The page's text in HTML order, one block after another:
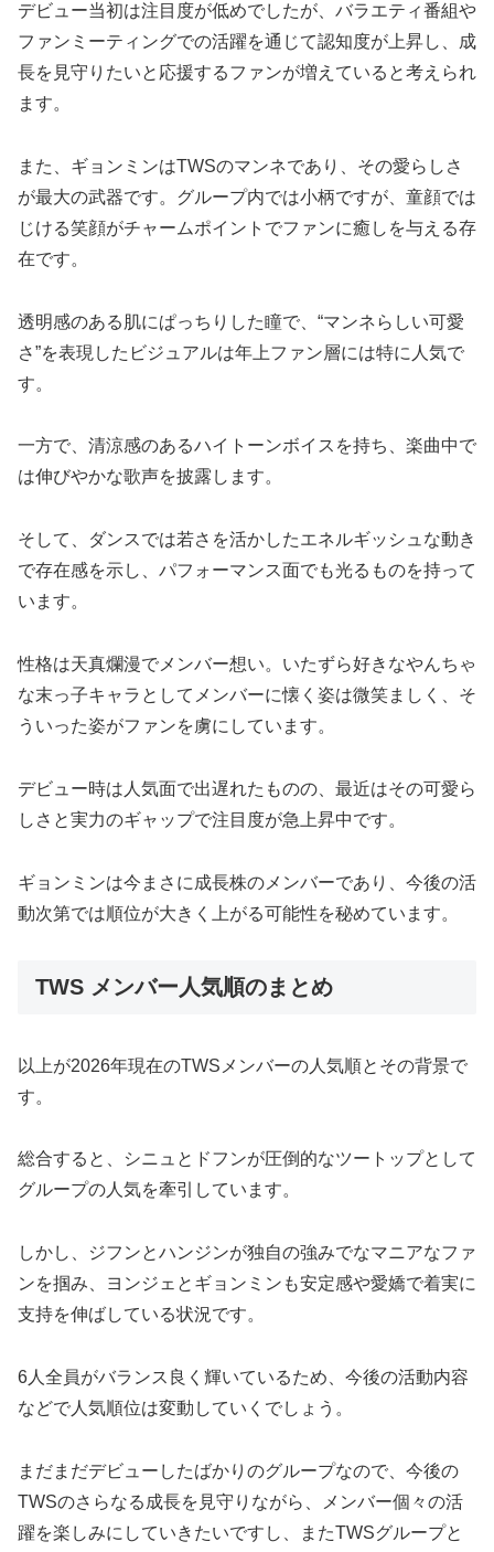
デビュー当初は注目度が低めでしたが、バラエティ番組や
ファンミーティングでの活躍を通じて認知度が上昇し、成
長を見守りたいと応援するファンが増えていると考えられ
ます。​
また、ギョンミンはTWSのマンネであり、その愛らしさ
が最大の武器です。グループ内では小柄ですが、童顔では
じける笑顔がチャームポイントでファンに癒しを与える存
在です。
透明感のある肌にぱっちりした瞳で、“マンネらしい可愛
さ”を表現したビジュアルは年上ファン層には特に人気で
す​。
一方で、清涼感のあるハイトーンボイスを持ち、楽曲中で
は伸びやかな歌声を披露します。
そして、ダンスでは若さを活かしたエネルギッシュな動き
で存在感を示し​、パフォーマンス面でも光るものを持って
います。
性格は天真爛漫でメンバー想い。いたずら好きなやんちゃ
な末っ子キャラとしてメンバーに懐く姿は微笑ましく、そ
ういった姿がファンを虜にしています​。
デビュー時は人気面で出遅れたものの、最近はその可愛ら
しさと実力のギャップで注目度が急上昇中です​。
ギョンミンは今まさに成長株のメンバーであり、今後の活
動次第では順位が大きく上がる可能性を秘めています。
TWS メンバー人気順のまとめ
以上が2026年現在のTWSメンバーの人気順とその背景で
す。
総合すると、シニュとドフンが圧倒的なツートップとして
グループの人気を牽引しています。
しかし、ジフンとハンジンが独自の強みでなマニアなファ
ンを掴み、ヨンジェとギョンミンも安定感や愛嬌で着実に
支持を伸ばしている状況です​。
6人全員がバランス良く輝いているため、今後の活動内容
などで人気順位は変動していくでしょう​。
まだまだデビューしたばかりのグループなので、今後の
TWSのさらなる成長を見守りながら、メンバー個々の活
躍を楽しみにしていきたいですし、またTWSグループと